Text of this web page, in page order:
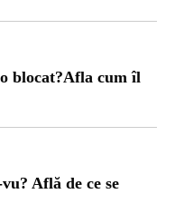
blocat?Afla cum îl
Află de ce se